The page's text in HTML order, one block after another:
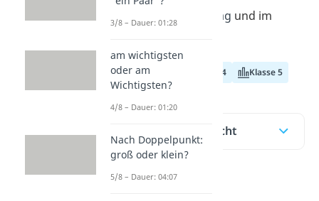
dir in diesem Beitrag und im
Klasse 3 Klasse 4 Klasse 5
Inhaltsübersicht
3/8 – Dauer: 01:28
am wichtigsten
oder am
Wichtigsten?
4/8 – Dauer: 01:20
Nach Doppelpunkt:
groß oder klein?
5/8 – Dauer: 04:07